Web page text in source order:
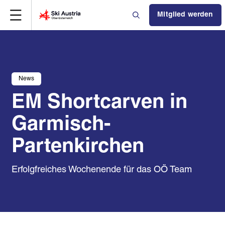
Mitglied werden
News
EM Shortcarven in
Garmisch-
Partenkirchen
Erfolgfreiches Wochenende für das OÖ Team